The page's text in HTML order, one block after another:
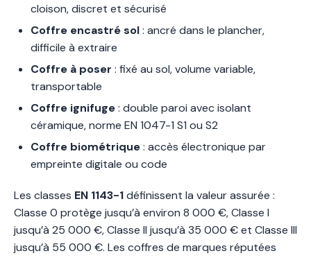
cloison, discret et sécurisé
Coffre encastré sol: ancré dans le plancher,
difficile à extraire
Coffre à poser : fixé au sol, volume variable,
transportable
Coffre ignifuge: double paroi avec isolant
céramique, norme EN 1047-1 S1 ou S2
Coffre biométrique: accès électronique par
empreinte digitale ou code
Les classes EN 1143-1définissent la valeur assurée :
Classe 0 protège jusqu’à environ 8 000 €, Classe I
jusqu’à 25 000 €, Classe II jusqu’à 35 000 € et Classe III
jusqu’à 55 000 €. Les coffres de marques réputées